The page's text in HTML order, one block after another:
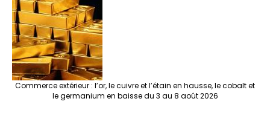
Commerce extérieur : l’or, le cuivre et l’étain en hausse, le cobalt et
le germanium en baisse du 3 au 8 août 2026